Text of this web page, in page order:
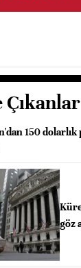
Çıkanlar
150
göz